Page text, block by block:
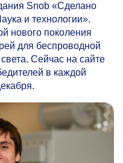
Snob «Сделано
и технологии».
нового поколения
для беспроводной
Сейчас на сайте
в каждой